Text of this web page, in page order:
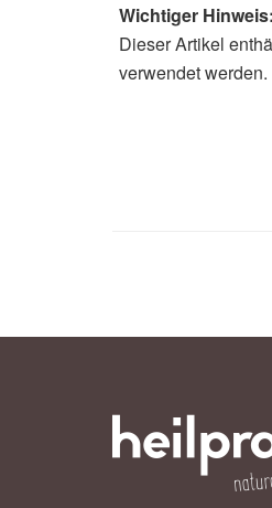
Alfred
Wichtiger Hinweis:
Dieser Artikel
verwendet